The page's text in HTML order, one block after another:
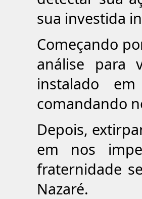
sua investida
Começando
análise para
instalado
comandando
Depois,
em nos
fraternidade
Nazaré.